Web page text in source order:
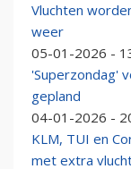
Vluchten
weer
05-01-2026 -
'Superzondag'
gepland
04-01-2026 -
KLM, TUI en
met extra